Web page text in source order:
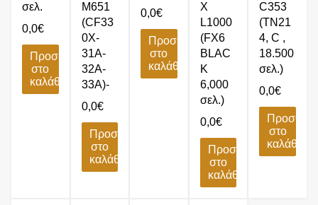
σελ.
0,0€
Προσθήκη
στο
καλάθι
M651
(CF33
0X-
31A-
32A-
33A)-
0,0€
Προσθήκη
στο
καλάθι
0,0€
Προσθήκη
στο
καλάθι
X
L1000
(FX6
BLAC
K
6,000
σελ.)
0,0€
Προσθήκη
στο
καλάθι
C353
(TN21
4, C ,
18.500
σελ.)
0,0€
στο
καλάθι